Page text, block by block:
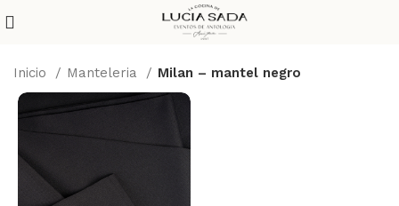
Inicio Manteleria Milan – mantel negro